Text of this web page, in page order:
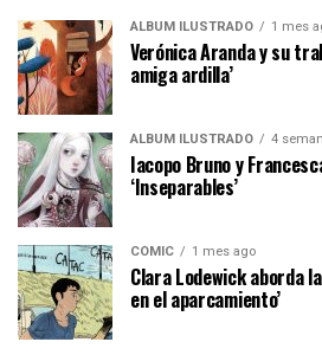
ÁLBUM ILUSTRADO 1 mes
Verónica Aranda y su
amiga ardilla’
ÁLBUM ILUSTRADO 4
Iacopo Bruno y
‘Inseparables’
CÓMIC 1 mes ago
Clara Lodewick aborda
en el aparcamiento’